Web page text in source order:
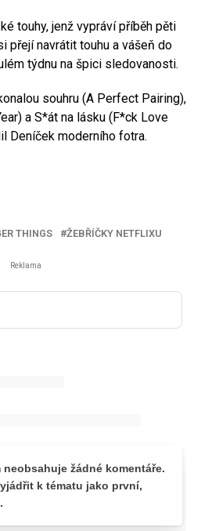
touhy, jenž vypráví příběh pěti
přejí navrátit touhu a vášeň do
týdnu na špici sledovanosti.
souhru (A Perfect Pairing),
a S*át na lásku (F*ck Love
Deníček moderního fotra.
THINGS ŽEBŘÍČKY NETFLIXU
Reklama